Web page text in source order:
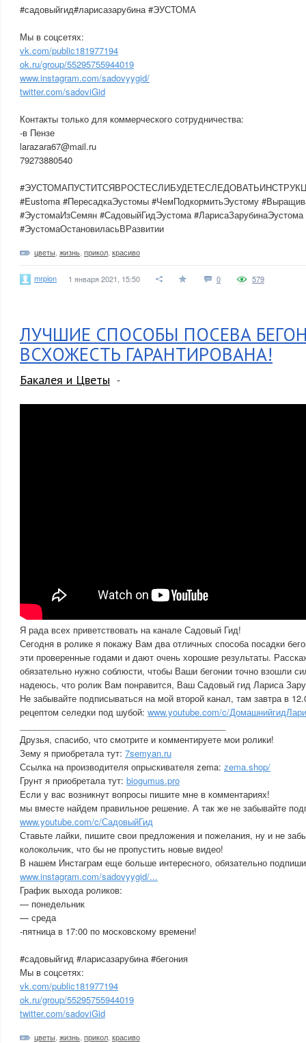
#садовыйгид#ларисазарубина #ЭУСТОМА
Мы в соцсетях:
vk.com/public181977194
ok.ru/group/55295755944019
www.instagram.com/sadovyygid/
twitter.com/sadoviGid
Контакты только для коммерческого сотрудничества:
-в Пензе
larazara67@mail.ru
79273880540
#Eustoma #ПересадкаЭустомы #ЧемПодкормитьЭустому
#ЭустомаИзСемян #СадовыйГидЭустома #ЛарисаЗарубинаЭустома
#ЭустомаОстановиласьВРазвитии
цветы жизнь прикол красиво
mrpion 1 января 2021, 15:50 0 579
ЛУЧШИЕ СПОСОБЫ ПОСЕВА
ВСХОЖЕСТЬ ГАРАНТИРОВАНА!
Бакалея и Цветы
Я рада всех приветствовать на канале Садовый Гид!
Сегодня в ролике я покажу Вам два отличных способа посадки
эти проверенные годами и дают очень хорошие результаты.
обязательно нужно соблюсти, чтобы Ваши бегонии точно взошли
надеюсь, что ролик Вам понравится, Ваш Садовый гид Лариса
Не забывайте подписываться на мой второй канал, там завтра в
рецептом селедки под шубой: www.youtube.com/c/
Друзья, спасибо, что смотрите и комментируете мои ролики!
Зему я приобретала тут: 7semyan.ru
Ссылка на производителя опрыскивателя zema: zema.shop/
Грунт я приобретала тут: biogumus.pro
Если у вас возникнут вопросы пишите мне в комментариях!
мы вместе найдем правильное решение. А так же не забывайте
www.youtube.com/c/СадовыйГид
Ставьте лайки, пишите свои предложения и пожелания, ну и не
колокольчик, что бы не пропустить новые видео!
В нашем Инстаграм еще больше интересного, обязательно
www.instagram.com/sadovyygid/...
График выхода роликов:
— понедельник
— среда
-пятница в 17:00 по московскому времени!
#садовыйгид #ларисазарубина #бегония
Мы в соцсетях:
vk.com/public181977194
ok.ru/group/55295755944019
twitter.com/sadoviGid
цветы жизнь прикол красиво